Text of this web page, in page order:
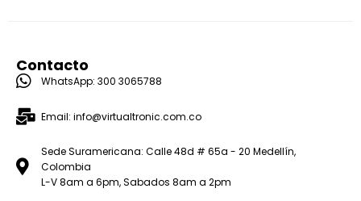
Contacto
WhatsApp: 300 3065788
Email: info@virtualtronic.com.co
Sede Suramericana: Calle 48d # 65a - 20 Medellín,
Colombia
L-V 8am a 6pm, Sabados 8am a 2pm